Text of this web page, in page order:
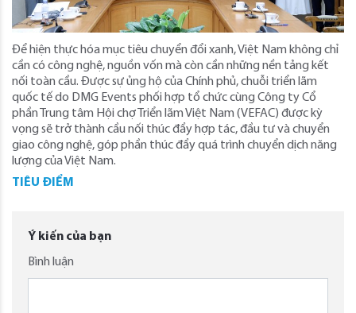
Để hiện thực hóa mục tiêu chuyển đổi xanh, Việt Nam không chỉ
cần có công nghệ, nguồn vốn mà còn cần những nền tảng kết
nối toàn cầu. Được sự ủng hộ của Chính phủ, chuỗi triển lãm
quốc tế do DMG Events phối hợp tổ chức cùng Công ty Cổ
phần Trung tâm Hội chợ Triển lãm Việt Nam (VEFAC) được kỳ
vọng sẽ trở thành cầu nối thúc đẩy hợp tác, đầu tư và chuyển
giao công nghệ, góp phần thúc đẩy quá trình chuyển dịch năng
lượng của Việt Nam.
TIÊU ĐIỂM
Ý kiến của bạn
Bình luận